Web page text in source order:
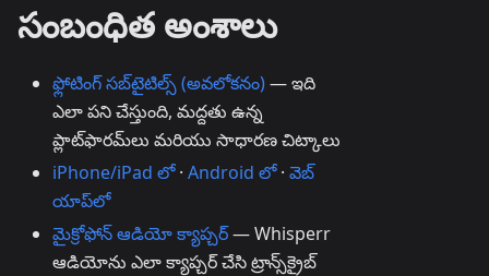
సంబంధిత అంశాలు
ఫ్లోటింగ్ సబ్‌టైటిల్స్ (అవలోకనం)— ఇది
ఎలా పని చేస్తుంది, మద్దతు ఉన్న
ప్లాట్‌ఫారమ్‌లు మరియు సాధారణ చిట్కాలు
iPhone/iPad లో· Android లో· వెబ్
యాప్‌లో
మైక్రోఫోన్ ఆడియో క్యాప్చర్— Whisperr
ఆడియోను ఎలా క్యాప్చర్ చేసి ట్రాన్స్‌క్రైబ్